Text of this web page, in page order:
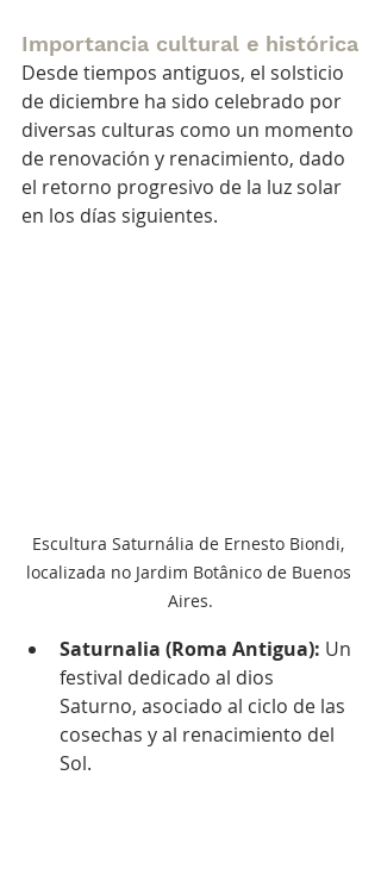
Importancia cultural e histórica
Desde tiempos antiguos, el solsticio
de diciembre ha sido celebrado por
diversas culturas como un momento
de renovación y renacimiento, dado
el retorno progresivo de la luz solar
en los días siguientes.
Escultura Saturnália de Ernesto Biondi,
localizada no Jardim Botânico de Buenos
Aires.
Saturnalia (Roma Antigua): Un
festival dedicado al dios
Saturno, asociado al ciclo de las
cosechas y al renacimiento del
Sol.